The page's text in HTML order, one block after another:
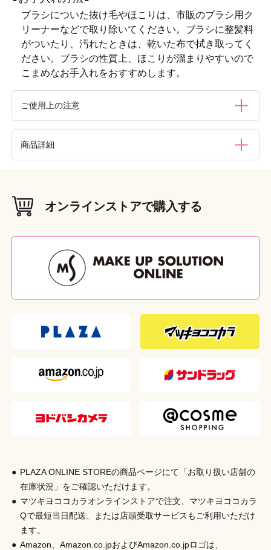
ブラシについた抜け毛やほこりは、市販のブラシ用ク
リーナーなどで取り除いてください。ブラシに整髪料
がついたり、汚れたときは、乾いた布で拭き取ってく
ださい。ブラシの性質上、ほこりが溜まりやすいので
こまめなお手入れをおすすめします。
ご使用上の注意
●ボリュームケア効果には個人差があります。また、効果は
持続するものではありません。●頭皮に湿疹等の異常がある
い。●まず毛先からとかし、少しずつ根元の方をとかしてい
くようにしてください。髪のからまりを無理にとかさないで
たりすると本体の変形の恐れがありますのでおやめくださ
い。（耐熱温度80℃）ドライヤーは15cm以上離してご使用
ください。●本体の変質やカビ等の原因となりますので、整
髪料を直接ブラシにかけたり、育毛剤を併用しないでくださ
い。また、水洗いはしないでください。●天然毛を使用した
ブラシは、使い始めなどに多少獣毛独特の臭いがすることが
ありますが、使い続けるうちにだんだんと薄れていきます。
また、濡れてしまった場合、しばらく獣毛独特の臭いがする
ことがありますが、完全に乾くとなくなります。十分乾燥さ
せてください。●ご使用後は直射日光を避け、通気性のよい
手の届かない所に保管してください。
商品詳細
本体重量（g）
本体サイズ（W×D×H（mm））
W30 × D30 × H155
外装重量（g）
W42 × D35 × H190
商品コード
オンラインストアで購入する
PLAZA ONLINE STOREの商品ページにて「お取り扱い店舗の
在庫状況」をご確認いただけます。
マツキヨココカラオンラインストアで注文、マツキヨココカラ
Qで最短当日配送、または店頭受取サービスもご利用いただけ
ます。
Amazon、Amazon.co.jpおよびAmazon.co.jpロゴは、